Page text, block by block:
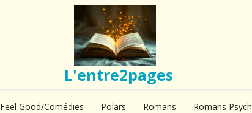
L'entre2pages
Feel Good/Comédies Polars Romans
Romans